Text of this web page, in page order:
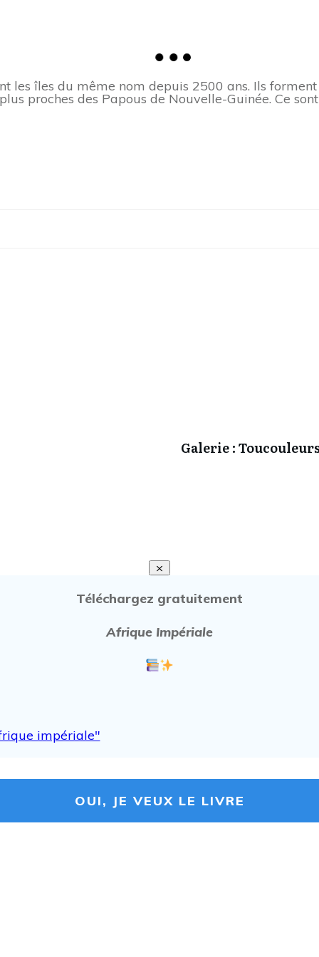
les îles du même nom depuis 2500 ans. Ils
proches des Papous de Nouvelle-Guinée. Ce
Galerie :
Téléchargez gratuitement
Afrique Impériale
OUI, JE VEUX LE LIVRE